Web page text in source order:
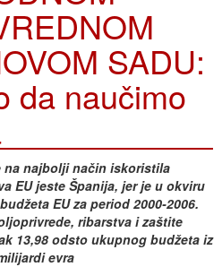
SADU:
da naučimo
na najbolji način iskoristila
EU jeste Španija, jer je u okviru
EU za period 2000-2006.
ribarstva i zaštite
13,98 odsto ukupnog budžeta iz
evra